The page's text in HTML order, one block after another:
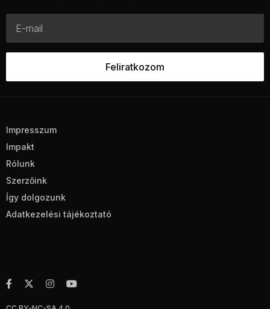
Impresszum
Impakt
Rólunk
Szerzőink
Így dolgozunk
Adatkezelési tájékoztató